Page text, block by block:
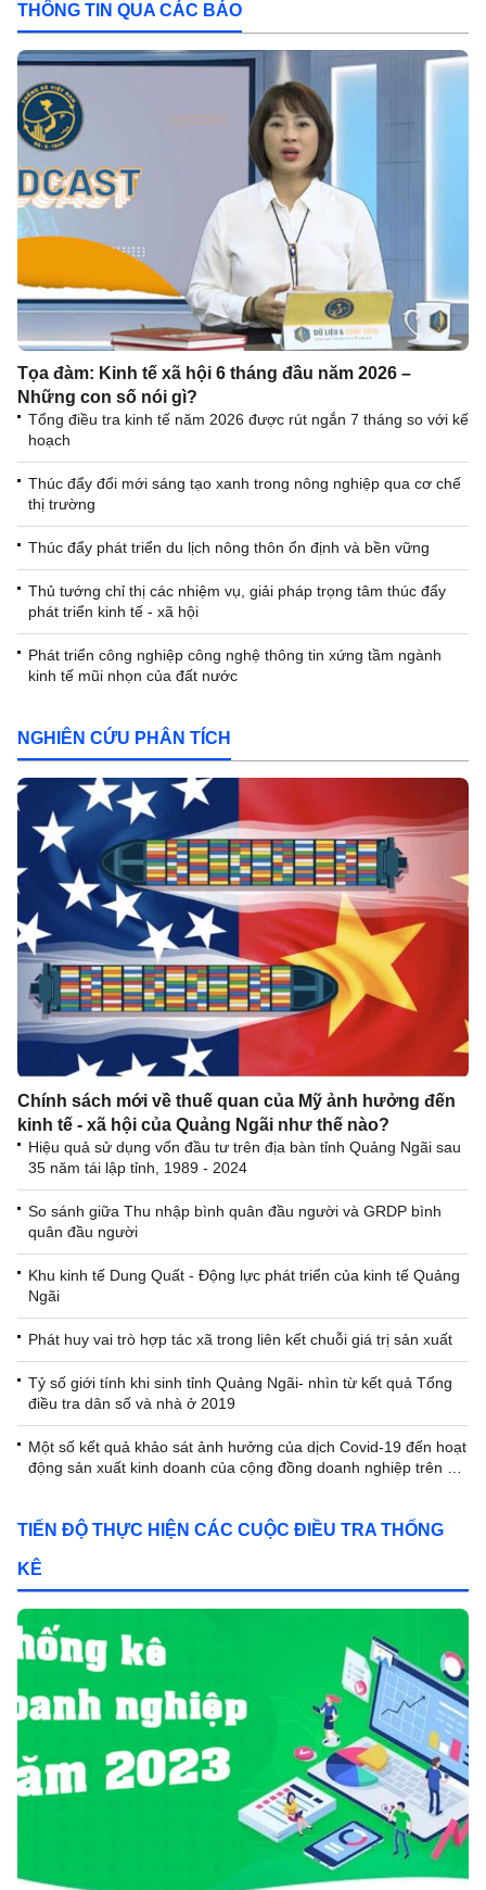
THÔNG TIN QUA CÁC BÁO
Tọa đàm: Kinh tế xã hội 6 tháng đầu năm 2026 –
Những con số nói gì?
Tổng điều tra kinh tế năm 2026 được rút ngắn 7 tháng so với kế
hoạch
Thúc đẩy đổi mới sáng tạo xanh trong nông nghiệp qua cơ chế
thị trường
Thúc đẩy phát triển du lịch nông thôn ổn định và bền vững
Thủ tướng chỉ thị các nhiệm vụ, giải pháp trọng tâm thúc đẩy
phát triển kinh tế - xã hội
Phát triển công nghiệp công nghệ thông tin xứng tầm ngành
kinh tế mũi nhọn của đất nước
NGHIÊN CỨU PHÂN TÍCH
Chính sách mới về thuế quan của Mỹ ảnh hưởng đến
kinh tế - xã hội của Quảng Ngãi như thế nào?
Hiệu quả sử dụng vốn đầu tư trên địa bàn tỉnh Quảng Ngãi sau
35 năm tái lập tỉnh, 1989 - 2024
So sánh giữa Thu nhập bình quân đầu người và GRDP bình
quân đầu người
Khu kinh tế Dung Quất - Động lực phát triển của kinh tế Quảng
Ngãi
Phát huy vai trò hợp tác xã trong liên kết chuỗi giá trị sản xuất
Tỷ số giới tính khi sinh tỉnh Quảng Ngãi- nhìn từ kết quả Tổng
điều tra dân số và nhà ở 2019
Một số kết quả khảo sát ảnh hưởng của dịch Covid-19 đến hoạt
động sản xuất kinh doanh của cộng đồng doanh nghiệp trên địa
TIẾN ĐỘ THỰC HIỆN CÁC CUỘC ĐIỀU TRA THỐNG
KÊ